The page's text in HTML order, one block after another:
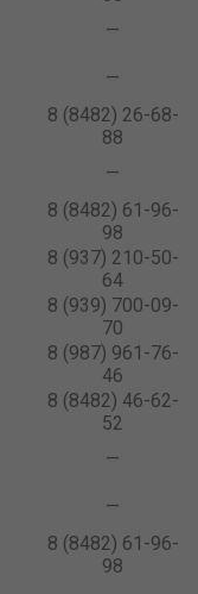
—
—
8 (8482) 26-68-
88
—
8 (8482) 61-96-
98
8 (937) 210-50-
64
8 (939) 700-09-
70
8 (987) 961-76-
46
8 (8482) 46-62-
52
—
—
8 (8482) 61-96-
98